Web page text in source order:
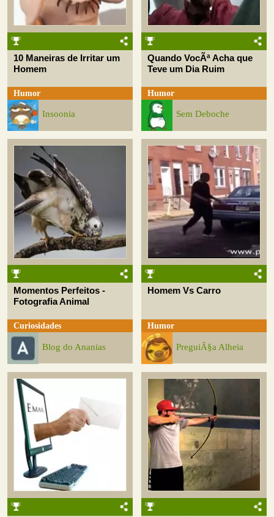
10 Maneiras de Irritar um
Homem
Humor
Insoonia
Quando VocÃª Acha que
Teve um Dia Ruim
Humor
Sem Deboche
Momentos Perfeitos -
Fotografia Animal
Curiosidades
Blog do Ananias
Homem Vs Carro
Humor
PreguiÃ§a Alheia